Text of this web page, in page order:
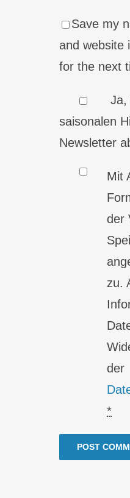
Save my
and website
for the next
Ja,
saisonalen
Newsletter
Mit
der
zu.
der
*